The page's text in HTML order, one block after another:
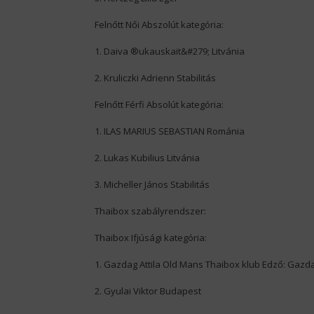
Felnőtt Női Abszolút kategória:
1. Daiva ®ukauskait&#279; Litvánia
2. Kruliczki Adrienn Stabilitás
Felnőtt Férfi Absolút kategória:
1. ILAS MARIUS SEBASTIAN Románia
2. Lukas Kubilius Litvánia
3. Micheller János Stabilitás
Thaibox szabályrendszer:
Thaibox Ifjúsági kategória:
1. Gazdag Attila Old Mans Thaibox klub Edző:
2. Gyulai Viktor Budapest